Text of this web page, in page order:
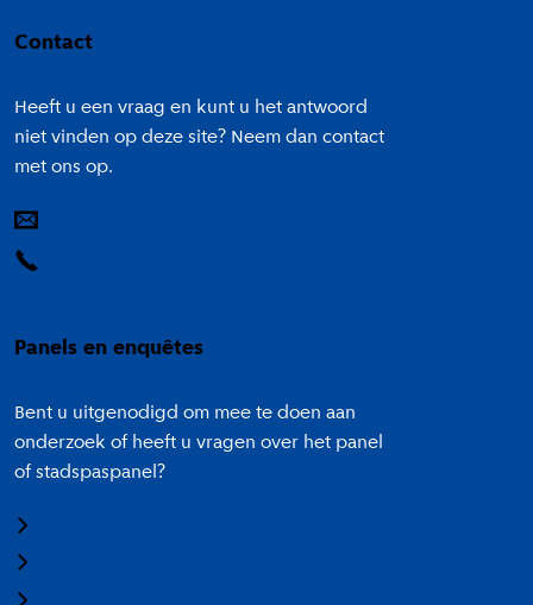
Contact
Heeft u een vraag en kunt u het antwoord
niet vinden op deze site? Neem dan contact
met ons op.
Panels en enquêtes
Bent u uitgenodigd om mee te doen aan
onderzoek of heeft u vragen over het panel
of stadspaspanel?